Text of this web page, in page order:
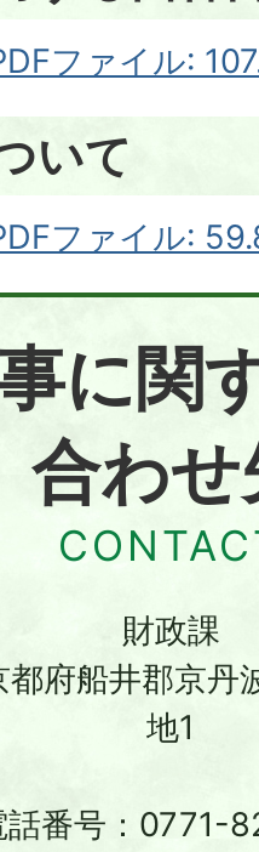
ファイル:
いて
ファイル:
に関
合わせ
財政課
府船井郡京丹
地1
話番号：0771-